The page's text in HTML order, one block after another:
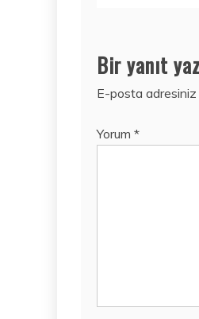
Bir yanıt
E-posta adresiniz
Yorum *